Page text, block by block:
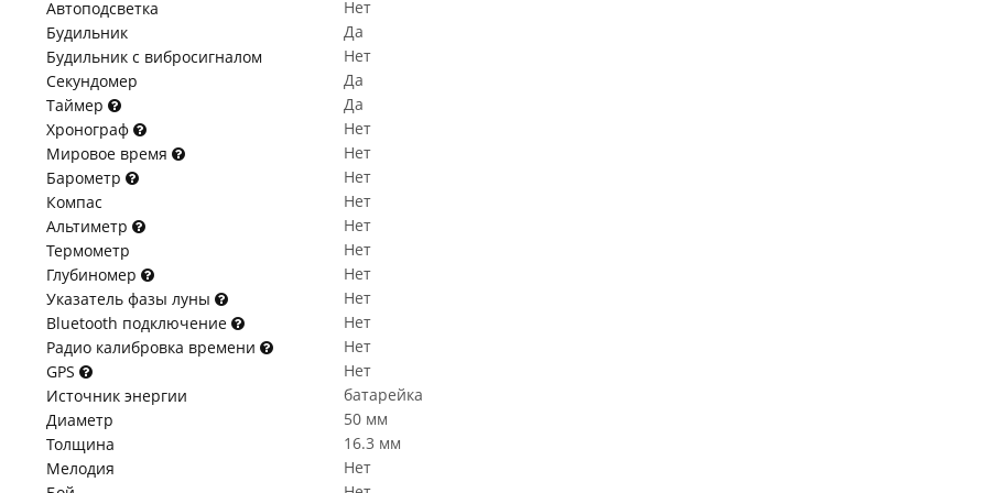
Автоподсветка
Нет
Будильник
Да
Будильник с вибросигналом
Нет
Секундомер
Да
Таймер
Да
Хронограф
Нет
Мировое время
Нет
Барометр
Нет
Компас
Нет
Альтиметр
Нет
Термометр
Нет
Глубиномер
Нет
Указатель фазы луны
Нет
Bluetooth подключение
Нет
Радио калибровка времени
Нет
GPS
Нет
Источник энергии
батарейка
Диаметр
50 мм
Толщина
16.3 мм
Мелодия
Нет